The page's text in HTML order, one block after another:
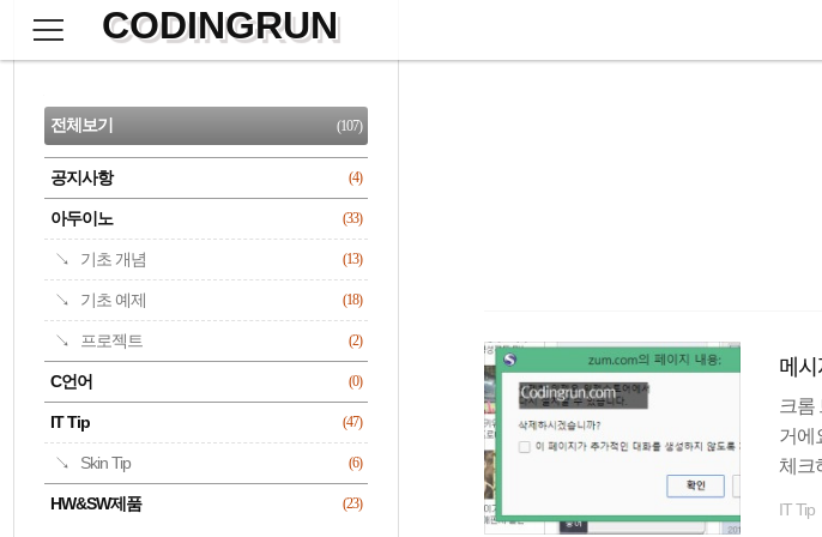
으
CODINGRUN
크롬
거에
체크
는
IT Tip
CATEGORY
전체보기 (107)
공지사항 (4)
아두이노 (33)
기초 개념 (13)
기초 예제 (18)
프로젝트 (2)
C언어 (0)
IT Tip (47)
Skin Tip (6)
HW&SW제품 (23)
검